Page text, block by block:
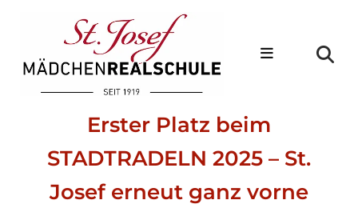
Erster Platz beim
STADTRADELN 2025 – St.
Josef erneut ganz vorne